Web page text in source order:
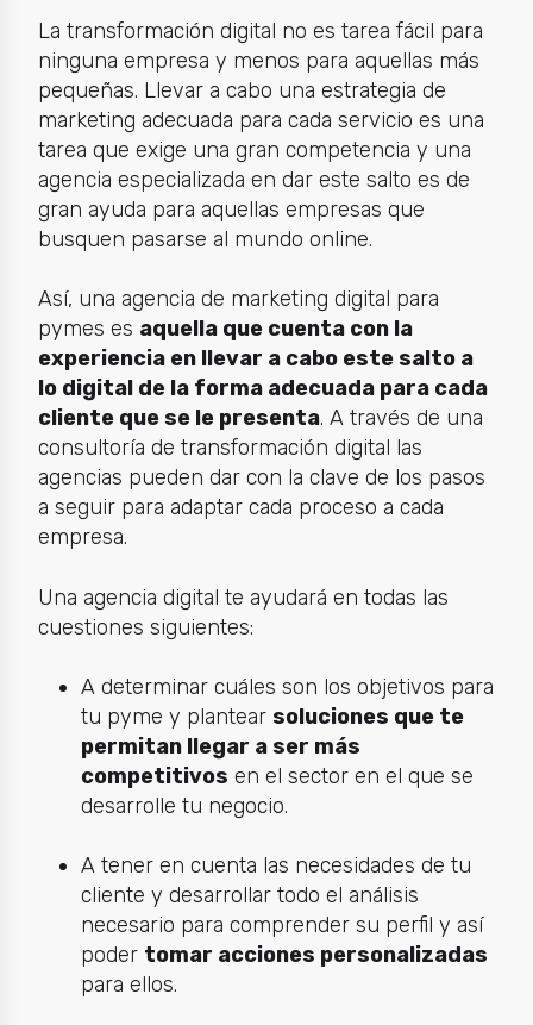
La transformación digital no es tarea fácil para
ninguna empresa y menos para aquellas más
pequeñas. Llevar a cabo una estrategia de
marketing adecuada para cada servicio es una
tarea que exige una gran competencia y una
agencia especializada en dar este salto es de
gran ayuda para aquellas empresas que
busquen pasarse al mundo online.
Así, una agencia de marketing digital para
pymes es aquella que cuenta con la
experiencia en llevar a cabo este salto a
lo digital de la forma adecuada para cada
cliente que se le presenta. A través de una
consultoría de transformación digital las
agencias pueden dar con la clave de los pasos
a seguir para adaptar cada proceso a cada
empresa.
Una agencia digital te ayudará en todas las
cuestiones siguientes:
A determinar cuáles son los objetivos para
tu pyme y plantear soluciones que te
permitan llegar a ser más
competitivos en el sector en el que se
desarrolle tu negocio.
A tener en cuenta las necesidades de tu
cliente y desarrollar todo el análisis
necesario para comprender su perfil y así
poder tomar acciones personalizadas
para ellos.